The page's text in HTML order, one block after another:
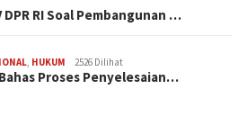
DPR RI Soal Pembangunan …
HUKUM 2526 Dilihat
Proses Penyelesaian…